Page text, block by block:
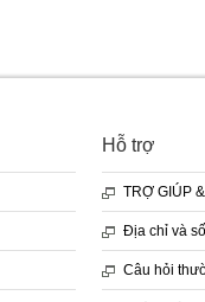
Hỗ trợ
TRỢ GIÚP
Địa chỉ và
Câu hỏi